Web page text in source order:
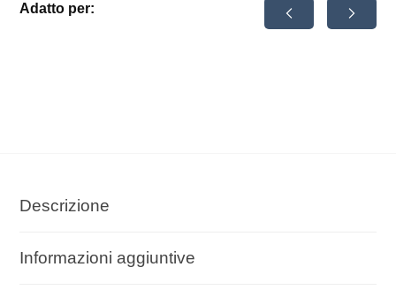
Adatto per:
Descrizione
Informazioni aggiuntive